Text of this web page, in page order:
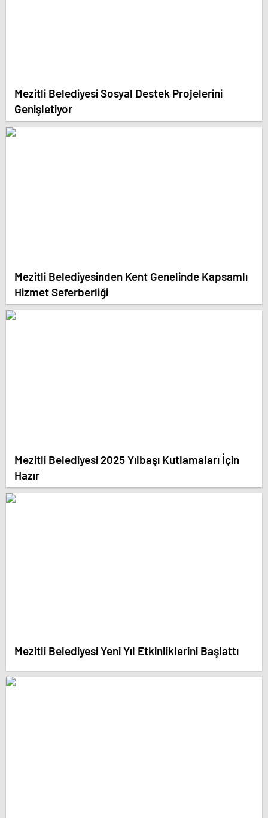
Mezitli Belediyesi Sosyal Destek Projelerini
Genişletiyor
Mezitli Belediyesinden Kent Genelinde Kapsamlı
Hizmet Seferberliği
Mezitli Belediyesi 2025 Yılbaşı Kutlamaları İçin
Hazır
Mezitli Belediyesi Yeni Yıl Etkinliklerini Başlattı